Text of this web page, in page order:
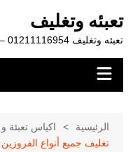
المحتوى
تعبئه وتغليف
تعبئه وتغليف 01211116954 – 01211116956 – 01211116958
الرئيسية
اكياس تعبئة
تغليف جميع أنواع